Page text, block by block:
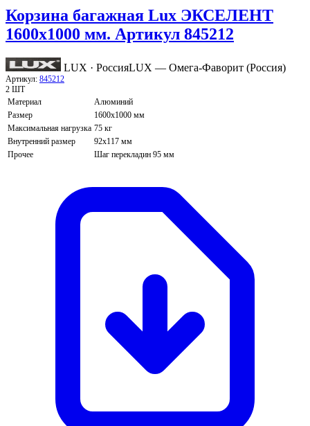
Корзина багажная Lux ЭКСЕЛЕНТ
1600х1000 мм. Артикул 845212
LUX · РоссияLUX — Омега-Фаворит (Россия)
Артикул: 845212
2 ШТ
Материал
Алюминий
Размер
1600х1000 мм
Максимальная нагрузка 75 кг
Внутренний размер
92х117 мм
Прочее
Шаг перекладин 95 мм